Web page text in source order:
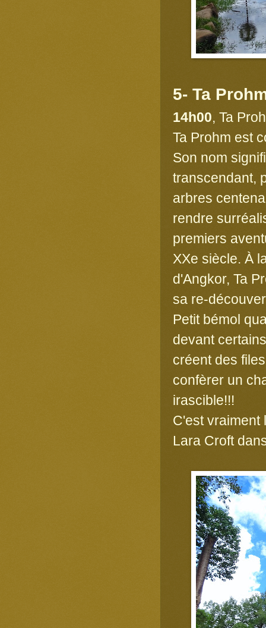
5- Ta
14h00, Ta
Ta Prohm est
Son nom
transcendant,
arbres
rendre
premiers
XXe siècle. À
d'Angkor, Ta
sa re-
Petit bémol
devant
créent des
confèrer un
irascible!!!
C'est vraiment
Lara Croft